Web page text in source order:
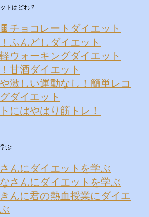
トはどれ？
チョコレートダイエット
ふんどしダイエット
ウォーキングダイエット
甘酒ダイエット
激しい運動なし！簡単レコ
ダイエット
にはやはり筋トレ！
ぶ
んにダイエットを学ぶ
さんにダイエットを学ぶ
んに君の熱血授業にダイエ